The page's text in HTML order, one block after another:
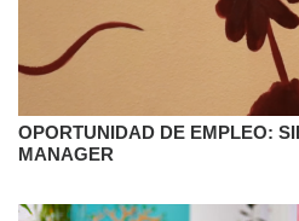
OPORTUNIDAD DE EMPLEO:
MANAGER